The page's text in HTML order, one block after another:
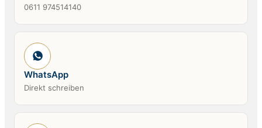
0611 974514140
WhatsApp
Direkt schreiben